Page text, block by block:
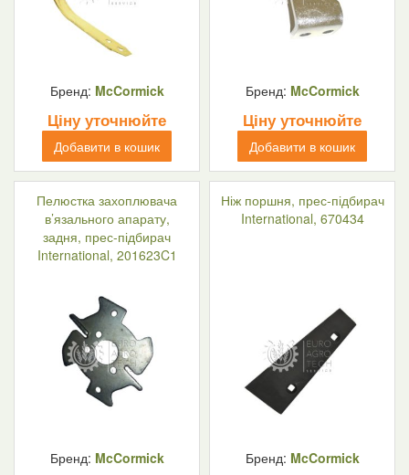
Бренд: McCormick
Ціну уточнюйте
Добавити в кошик
Бренд: McCormick
Ціну уточнюйте
Добавити в кошик
Пелюстка захоплювача
в’язального апарату,
задня, прес-підбирач
International, 201623C1
Бренд: McCormick
Ніж поршня, прес-підбирач
International, 670434
Бренд: McCormick